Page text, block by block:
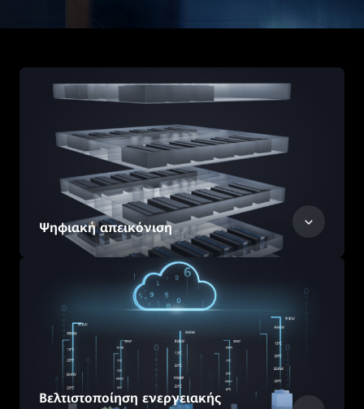
Ψηφιακή απεικόνιση
Βελτιστοποίηση ενεργειακής